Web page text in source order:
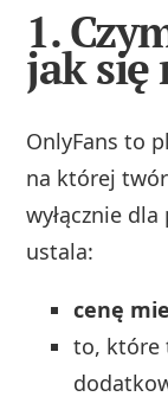
1.
jak się
OnlyFans to
na której
wyłącznie
ustala:
cenę
to, które